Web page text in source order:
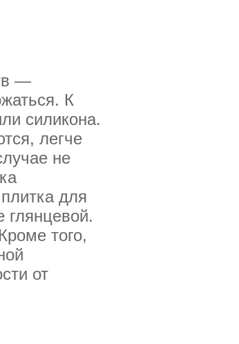
—
К
силикона.
легче
не
для
глянцевой.
того,
от